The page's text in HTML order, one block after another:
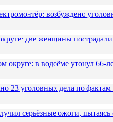
возбуждено
две женщины пострадали
округе: в водоёме утонул 66-
23 уголовных дела по
серьёзные ожоги, пытаясь